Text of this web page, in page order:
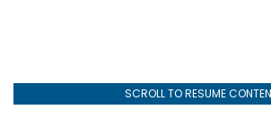
SCROLL TO RESUME